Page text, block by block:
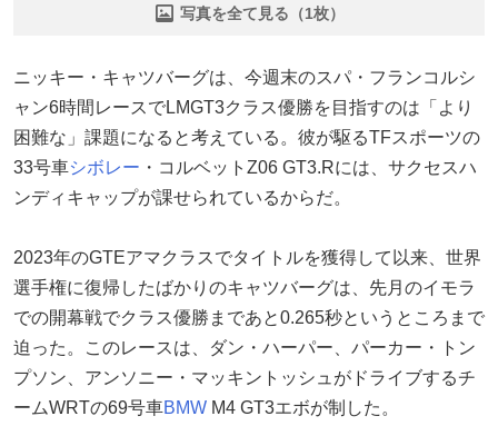
写真を全て見る（1枚）
ニッキー・キャツバーグは、今週末のスパ・フランコルシ
ャン6時間レースでLMGT3クラス優勝を目指すのは「より
困難な」課題になると考えている。彼が駆るTFスポーツの
33号車シボレー ・コルベットZ06 GT3.Rには、サクセスハ
ンディキャップが課せられているからだ。
2023年のGTEアマクラスでタイトルを獲得して以来、世界
選手権に復帰したばかりのキャツバーグは、先月のイモラ
での開幕戦でクラス優勝まであと0.265秒というところまで
迫った。このレースは、ダン・ハーパー、パーカー・トン
プソン、アンソニー・マッキントッシュがドライブするチ
ームWRTの69号車BMW M4 GT3エボが制した。